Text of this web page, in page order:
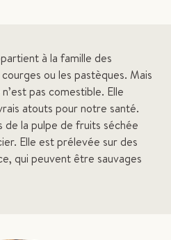
à la famille des
ou les pastèques. Mais
pas comestible. Elle
atouts pour notre santé.
de la pulpe de fruits séchée
Elle est prélevée sur des
qui peuvent être sauvages